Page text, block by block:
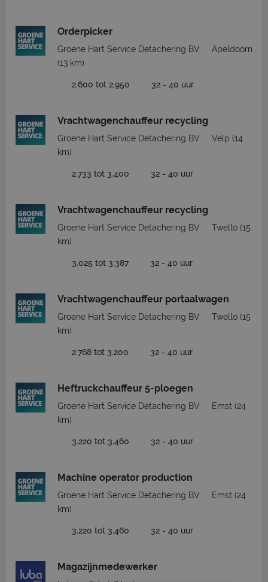
Orderpicker
Groene Hart Service Detachering BV
Apeldoorn
(13 km)
2.600 tot 2.950 32 - 40 uur
Vrachtwagenchauffeur recycling
Groene Hart Service Detachering BV Velp (14
km)
2.733 tot 3.400 32 - 40 uur
Vrachtwagenchauffeur recycling
Groene Hart Service Detachering BV Twello (15
km)
3.025 tot 3.387 32 - 40 uur
Vrachtwagenchauffeur portaalwagen
Groene Hart Service Detachering BV Twello (15
km)
2.768 tot 3.200 32 - 40 uur
Heftruckchauffeur 5-ploegen
Groene Hart Service Detachering BV Emst (24
km)
3.220 tot 3.460 32 - 40 uur
Machine operator production
Groene Hart Service Detachering BV Emst (24
km)
3.220 tot 3.460 32 - 40 uur
Magazijnmedewerker